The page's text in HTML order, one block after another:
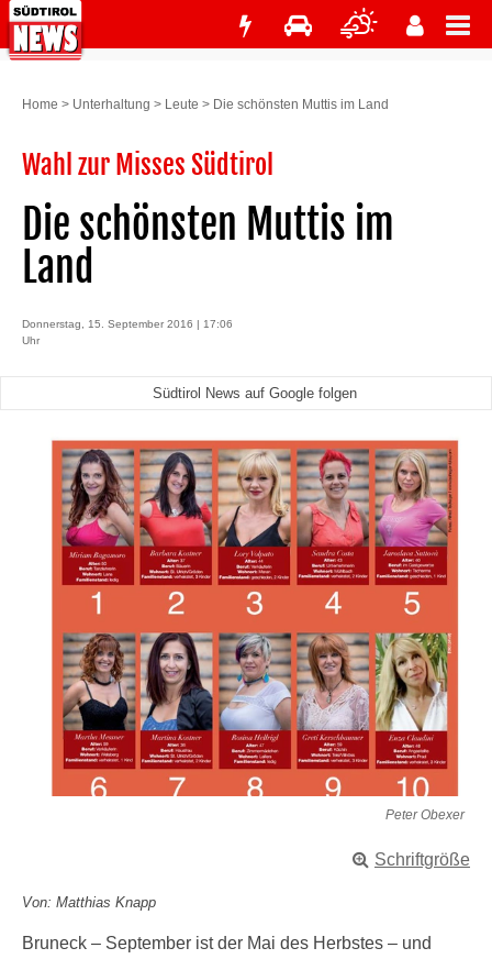
Home > Unterhaltung > Leute > Die schönsten Muttis im Land
Wahl zur Misses Südtirol
Die schönsten Muttis im
Land
Donnerstag, 15. September 2016 | 17:06
Uhr
Südtirol News auf Google folgen
Peter Obexer
Schriftgröße
Von: Matthias Knapp
Bruneck – September ist der Mai des Herbstes – und